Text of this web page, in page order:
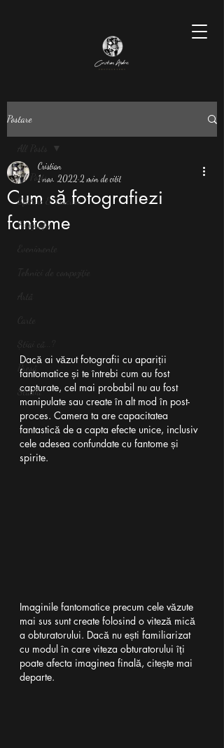
Postare
All Posts
Sfaturi & Trucuri
Fotografie
Evenimente
Tehnici de compoziție
Artă
Carte
Știai că...?
Presă
Studiu
All Posts
Cum să fotografiezi
fantome
Cristian
1 nov. 2022 2 min de citit
Dacă ai văzut fotografii cu apariții
fantomatice și te întrebi cum au fost
capturate, cel mai probabil nu au fost
manipulate sau create în alt mod în post-
proces. Camera ta are capacitatea
fantastică de a capta efecte unice, inclusiv
cele adesea confundate cu fantome și
spirite.
Imaginile fantomatice precum cele văzute
mai sus sunt create folosind o viteză mică
a obturatorului. Dacă nu ești familiarizat
cu modul în care viteza obturatorului îți
poate afecta imaginea finală, citește mai
departe.